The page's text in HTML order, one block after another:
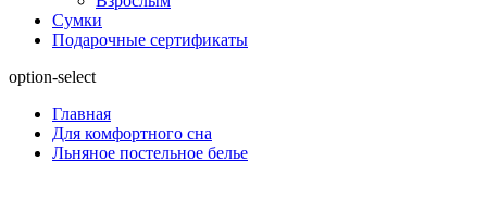
Сумки
Подарочные сертификаты
option-select
Главная
Для комфортного сна
Льняное постельное белье